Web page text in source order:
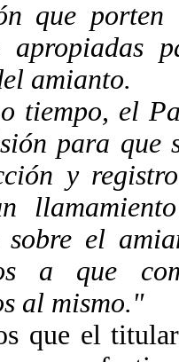
que porten
apropiadas
amianto.
tiempo, el
para que
y
sobre el
a que
al mismo."
que el